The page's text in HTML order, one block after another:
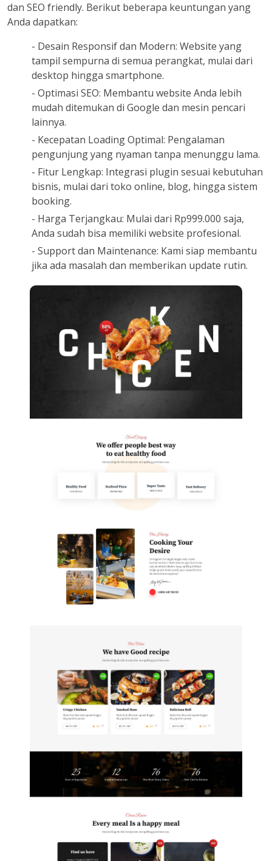
dan SEO friendly. Berikut beberapa keuntungan yang
Anda dapatkan:
- Desain Responsif dan Modern: Website yang
tampil sempurna di semua perangkat, mulai dari
desktop hingga smartphone.
- Optimasi SEO: Membantu website Anda lebih
mudah ditemukan di Google dan mesin pencari
lainnya.
- Kecepatan Loading Optimal: Pengalaman
pengunjung yang nyaman tanpa menunggu lama.
- Fitur Lengkap: Integrasi plugin sesuai kebutuhan
bisnis, mulai dari toko online, blog, hingga sistem
booking.
- Harga Terjangkau: Mulai dari Rp999.000 saja,
Anda sudah bisa memiliki website profesional.
- Support dan Maintenance: Kami siap membantu
jika ada masalah dan memberikan update rutin.